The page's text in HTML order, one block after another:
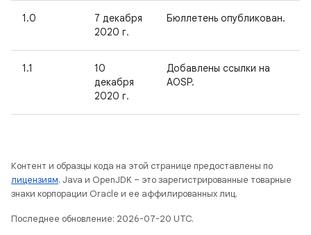
1.0
7 декабря
2020 г.
Бюллетень опубликован.
1.1
10
декабря
2020 г.
Добавлены ссылки на
AOSP.
Контент и образцы кода на этой странице предоставлены по
лицензиям. Java и OpenJDK – это зарегистрированные товарные
знаки корпорации Oracle и ее аффилированных лиц.
Последнее обновление: 2026-07-20 UTC.